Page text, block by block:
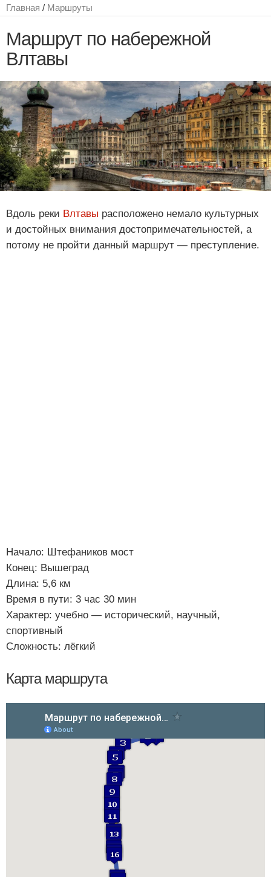
Главная / Маршруты
Маршрут по набережной
Влтавы
Вдоль реки Влтавы расположено немало культурных
и достойных внимания достопримечательностей, а
потому не пройти данный маршрут — преступление.
Начало: Штефаников мост
Конец: Вышеград
Длина: 5,6 км
Время в пути: 3 час 30 мин
Характер: учебно — исторический, научный,
спортивный
Сложность: лёгкий
Карта маршрута